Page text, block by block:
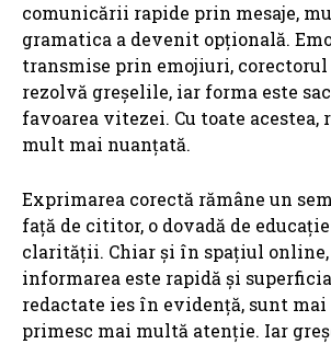
comunicării rapide prin mesaje,
gramatica a devenit opțională.
transmise prin emojiuri,
rezolvă greșelile, iar forma este
favoarea vitezei. Cu toate acestea,
mult mai nuanțată.
Exprimarea corectă rămâne un
față de cititor, o dovadă de
clarității. Chiar și în spațiul online,
informarea este rapidă și
redactate ies în evidență, sunt
primesc mai multă atenție. Iar